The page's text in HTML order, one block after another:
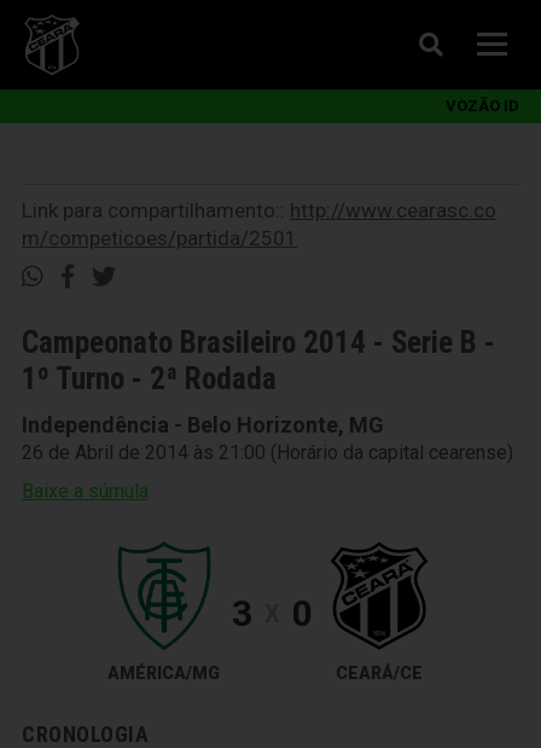
VOZÃO ID
Link para compartilhamento:: http://www.cearasc.co
m/competicoes/partida/2501
Campeonato Brasileiro 2014 - Serie B -
1º Turno - 2ª Rodada
Independência - Belo Horizonte, MG
26 de Abril de 2014 às 21:00 (Horário da capital cearense)
Baixe a súmula
AMÉRICA/MG
3 0
CEARÁ/CE
CRONOLOGIA